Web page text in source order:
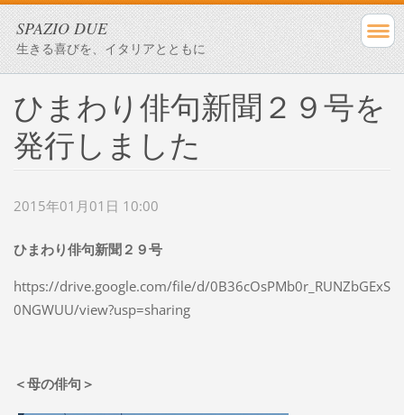
SPAZIO DUE
生きる喜びを、イタリアとともに
ひまわり俳句新聞２９号を
発行しました
2015年01月01日 10:00
ひまわり俳句新聞２９号
https://drive.google.com/file/d/0B36cOsPMb0r_RUNZbGExS
0NGWUU/view?usp=sharing
＜母の俳句＞